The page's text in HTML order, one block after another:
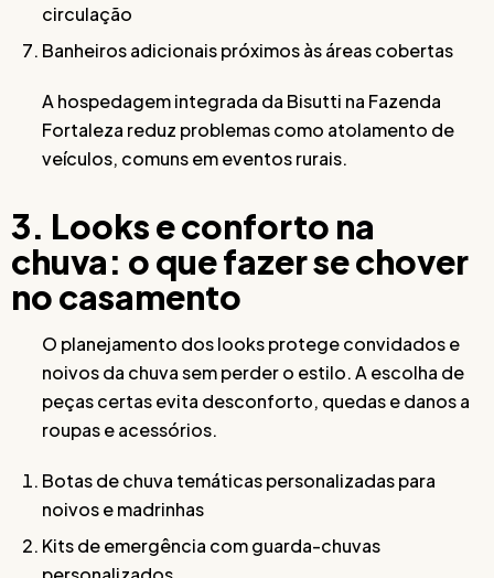
circulação
Banheiros adicionais próximos às áreas cobertas
A hospedagem integrada da Bisutti na Fazenda
Fortaleza reduz problemas como atolamento de
veículos, comuns em eventos rurais.
3. Looks e conforto na
chuva: o que fazer se chover
no casamento
O planejamento dos looks protege convidados e
noivos da chuva sem perder o estilo. A escolha de
peças certas evita desconforto, quedas e danos a
roupas e acessórios.
Botas de chuva temáticas personalizadas para
noivos e madrinhas
Kits de emergência com guarda-chuvas